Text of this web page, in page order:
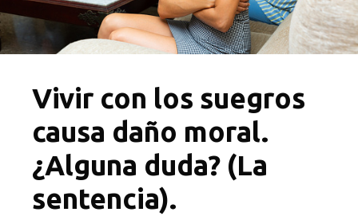
Vivir con los suegros
causa daño moral.
¿Alguna duda? (La
sentencia).